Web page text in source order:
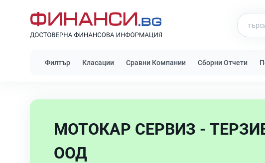
Филтър Класации Сравни Компании Сборни Отчети
МОТОКАР СЕРВИЗ -
ООД